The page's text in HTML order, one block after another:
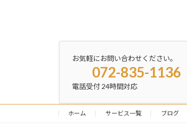
お気軽にお問い合わせください。
072-835-1136
電話受付 24時間対応
ホーム サービス一覧 ブログ